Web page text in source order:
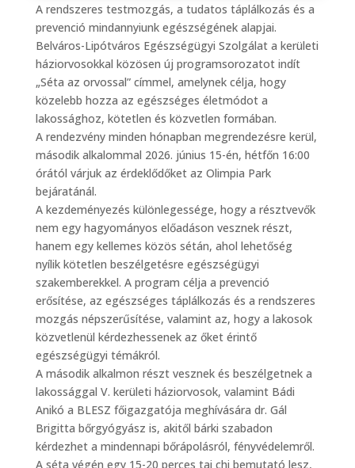
A rendszeres testmozgás, a tudatos táplálkozás és a
prevenció mindannyiunk egészségének alapjai.
Belváros-Lipótváros Egészségügyi Szolgálat a kerületi
háziorvosokkal közösen új programsorozatot indít
„Séta az orvossal” címmel, amelynek célja, hogy
közelebb hozza az egészséges életmódot a
lakossághoz, kötetlen és közvetlen formában.
A rendezvény minden hónapban megrendezésre kerül,
második alkalommal 2026. június 15-én, hétfőn 16:00
órától várjuk az érdeklődőket az Olimpia Park
bejáratánál.
A kezdeményezés különlegessége, hogy a résztvevők
nem egy hagyományos előadáson vesznek részt,
hanem egy kellemes közös sétán, ahol lehetőség
nyílik kötetlen beszélgetésre egészségügyi
szakemberekkel. A program célja a prevenció
erősítése, az egészséges táplálkozás és a rendszeres
mozgás népszerűsítése, valamint az, hogy a lakosok
közvetlenül kérdezhessenek az őket érintő
egészségügyi témákról.
A második alkalmon részt vesznek és beszélgetnek a
lakossággal V. kerületi háziorvosok, valamint Bádi
Anikó a BLESZ főigazgatója meghívására dr. Gál
Brigitta bőrgyógyász is, akitől bárki szabadon
kérdezhet a mindennapi bőrápolásról, fényvédelemről.
A séta végén egy 15-20 perces tai chi bemutató lesz,